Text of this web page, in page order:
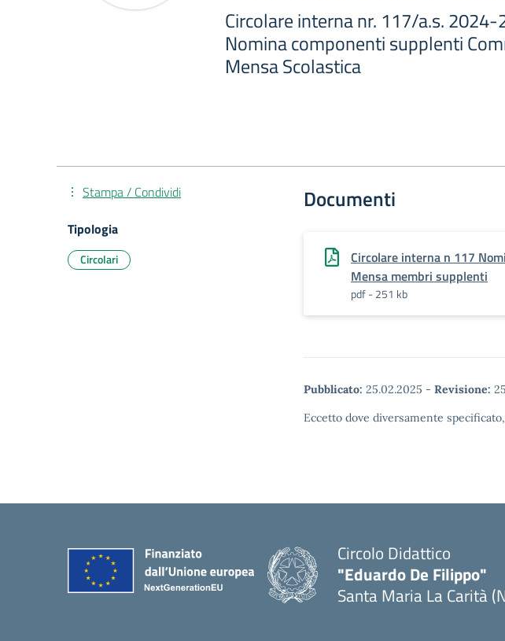
Circolare interna nr. 117/a.s. 2024-
Nomina componenti supplenti
Mensa Scolastica
Documenti
Circolare interna n 117
Mensa membri supplenti
pdf - 251 kb
Pubblicato: 25.02.2025 - Revisione:
Eccetto dove diversamente
Stampa / Condividi
Tipologia
Circolari
Circolo Didattico
"Eduardo De Filippo"
Santa Maria La Carità